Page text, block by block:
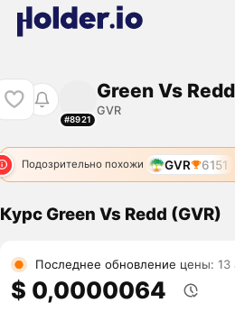
#8921
Green Vs Redd
GVR
Подозрительно похожи GVR 6151
Курс Green Vs Redd (GVR)
Последнее обновление цены: 13
$ 0,0000064